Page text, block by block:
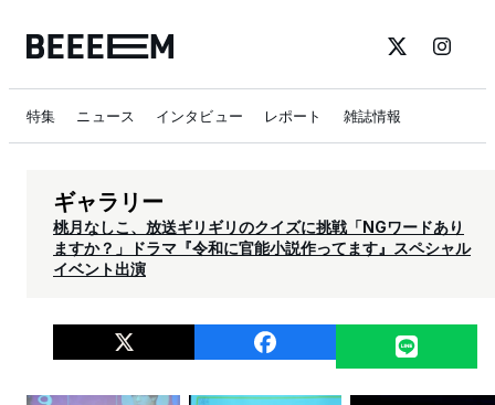
特集 ニュース インタビュー レポート 雑誌情報
ギャラリー
桃月なしこ、放送ギリギリのクイズに挑戦「NGワードあり
ますか？」ドラマ『令和に官能小説作ってます』スペシャル
イベント出演